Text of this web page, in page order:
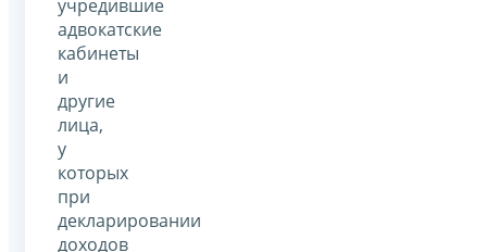
учредившие
адвокатские
кабинеты
и
другие
лица,
у
которых
при
декларировании
доходов